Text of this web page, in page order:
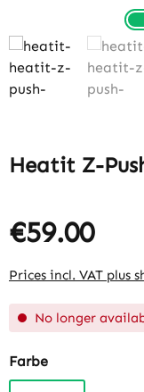
Heatit Z-
€59.00
Prices incl. VAT plus
No longer
Select
Farbe